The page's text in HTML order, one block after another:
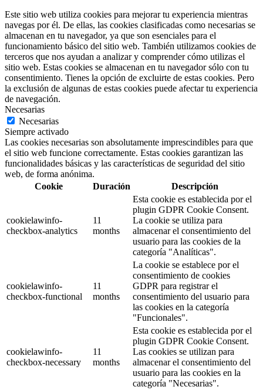
Este sitio web utiliza cookies para mejorar tu experiencia mientras
navegas por él. De ellas, las cookies clasificadas como necesarias se
almacenan en tu navegador, ya que son esenciales para el
funcionamiento básico del sitio web. También utilizamos cookies de
terceros que nos ayudan a analizar y comprender cómo utilizas el
sitio web. Estas cookies se almacenan en tu navegador sólo con tu
consentimiento. Tienes la opción de excluirte de estas cookies. Pero
la exclusión de algunas de estas cookies puede afectar tu experiencia
de navegación.
Necesarias
Necesarias
Siempre activado
Las cookies necesarias son absolutamente imprescindibles para que
el sitio web funcione correctamente. Estas cookies garantizan las
funcionalidades básicas y las características de seguridad del sitio
web, de forma anónima.
Cookie
Duración Descripción
cookielawinfo-
checkbox-analytics
11
months
Esta cookie es establecida por el
plugin GDPR Cookie Consent.
La cookie se utiliza para
almacenar el consentimiento del
usuario para las cookies de la
categoría "Analíticas".
cookielawinfo-
checkbox-functional
11
months
La cookie se establece por el
consentimiento de cookies
GDPR para registrar el
consentimiento del usuario para
las cookies en la categoría
"Funcionales".
cookielawinfo-
checkbox-necessary
11
months
Esta cookie es establecida por el
plugin GDPR Cookie Consent.
Las cookies se utilizan para
almacenar el consentimiento del
usuario para las cookies en la
categoría "Necesarias".